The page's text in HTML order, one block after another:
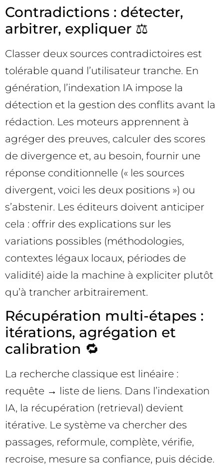
Contradictions : détecter,
arbitrer, expliquer ⚖️
Classer deux sources contradictoires est
tolérable quand l’utilisateur tranche. En
génération, l’indexation IA impose la
détection et la gestion des conflits avant la
rédaction. Les moteurs apprennent à
agréger des preuves, calculer des scores
de divergence et, au besoin, fournir une
réponse conditionnelle (« les sources
divergent, voici les deux positions ») ou
s’abstenir. Les éditeurs doivent anticiper
cela : offrir des explications sur les
variations possibles (méthodologies,
contextes légaux locaux, périodes de
validité) aide la machine à expliciter plutôt
qu’à trancher arbitrairement.
Récupération multi-étapes :
itérations, agrégation et
calibration 🔁
La recherche classique est linéaire :
requête → liste de liens. Dans l’indexation
IA, la récupération (retrieval) devient
itérative. Le système va chercher des
passages, reformule, complète, vérifie,
recroise, mesure sa confiance, puis décide.